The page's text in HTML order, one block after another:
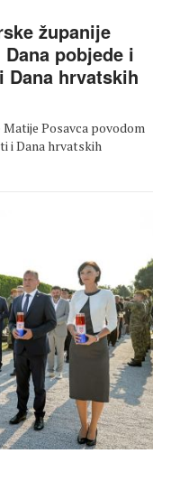
županije
pobjede i
Dana hrvatskih
Posavca povodom
i Dana hrvatskih